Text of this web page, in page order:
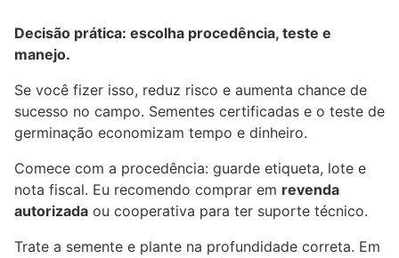
Decisão prática: escolha procedência, teste e
manejo.
Se você fizer isso, reduz risco e aumenta chance de
sucesso no campo. Sementes certificadas e o teste de
germinação economizam tempo e dinheiro.
Comece com a procedência: guarde etiqueta, lote e
nota fiscal. Eu recomendo comprar em revenda
autorizada ou cooperativa para ter suporte técnico.
Trate a semente e plante na profundidade correta. Em